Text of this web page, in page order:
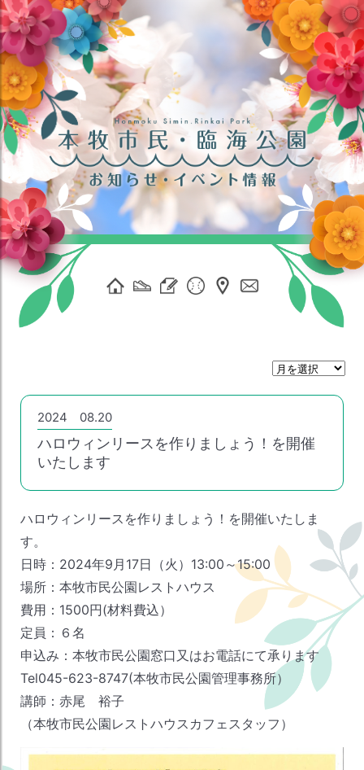
月
ア
イ
2024 08.20
ハロウィンリースを作りましょう！を開催
いたします
ハロウィンリースを作りましょう！を開催いたしま
す。
日時：2024年9月17日（火）13:00～15:00
場所：本牧市民公園レストハウス
費用：1500円(材料費込）
定員：６名
申込み：本牧市民公園窓口又はお電話にて承ります
Tel045-623-8747(本牧市民公園管理事務所）
講師：赤尾 裕子
（本牧市民公園レストハウスカフェスタッフ）